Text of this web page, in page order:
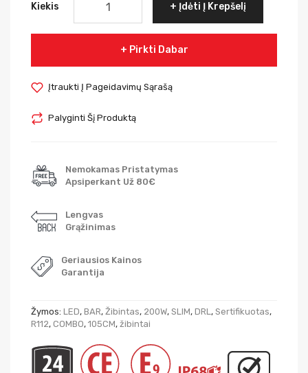
Kiekis Įdėti Į Krepšelį
Pirkti Dabar
Įtraukti Į Pageidavimų Sąrašą
Palyginti Šį Produktą
Nemokamas Pristatymas
Apsiperkant Už 80€
Lengvas
Grąžinimas
Geriausios Kainos
Garantija
Žymos: LED, BAR, Žibintas, 200W, SLIM, DRL, Sertifikuotas,
R112, COMBO, 105CM, žibintai